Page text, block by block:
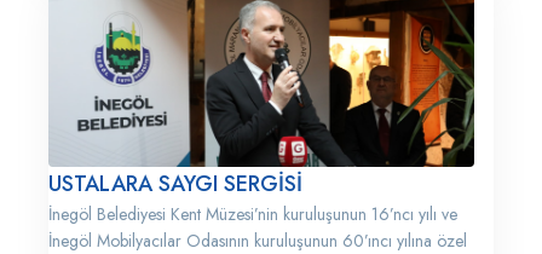
USTALARA SAYGI SERGİSİ
İnegöl Belediyesi Kent Müzesi’nin kuruluşunun 16’ncı yılı ve
İnegöl Mobilyacılar Odasının kuruluşunun 60’ıncı yılına özel